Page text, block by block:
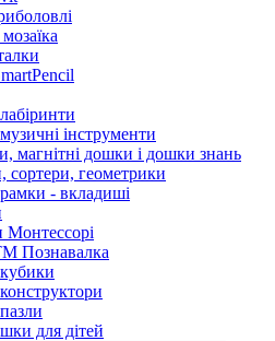
інструменти
магнітні дошки і дошки знань
сортери, геометрики
- вкладиші
Монтессорі
Познавалка
для дітей